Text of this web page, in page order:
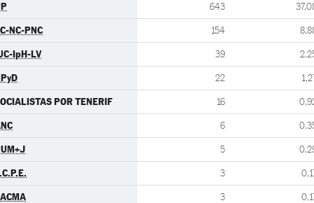
643
NC-PNC 154
IpH-LV 39
22
POR TENERIF 16
6
5
3
3